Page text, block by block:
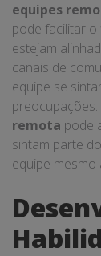
equipes
pode facilitar
estejam
canais de
equipe se
remota pode
sintam parte
equipe mesmo